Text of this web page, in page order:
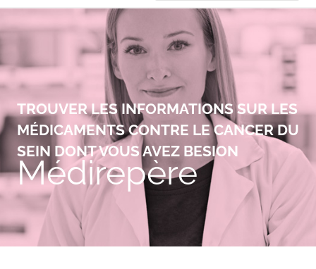
TROUVER LES INFORMATIONS SUR LES
MÉDICAMENTS CONTRE LE CANCER DU
SEIN DONT VOUS AVEZ BESION
Médirepère